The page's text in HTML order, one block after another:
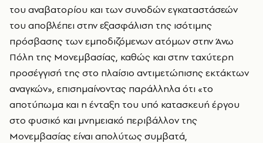
του αναβατορίου και των συνοδών εγκαταστάσεών
του αποβλέπει στην εξασφάλιση της ισότιμης
πρόσβασης των εμποδιζόμενων ατόμων στην Άνω
Πόλη της Μονεμβασίας, καθώς και στην ταχύτερη
προσέγγισή της στο πλαίσιο αντιμετώπισης εκτάκτων
αναγκών», επισημαίνοντας παράλληλα ότι «το
αποτύπωμα και η ένταξη του υπό κατασκευή έργου
στο φυσικό και μνημειακό περιβάλλον της
Μονεμβασίας είναι απολύτως συμβατά,